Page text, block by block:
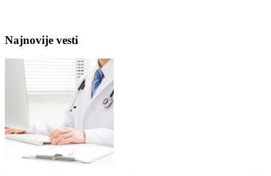
Najnovije vesti